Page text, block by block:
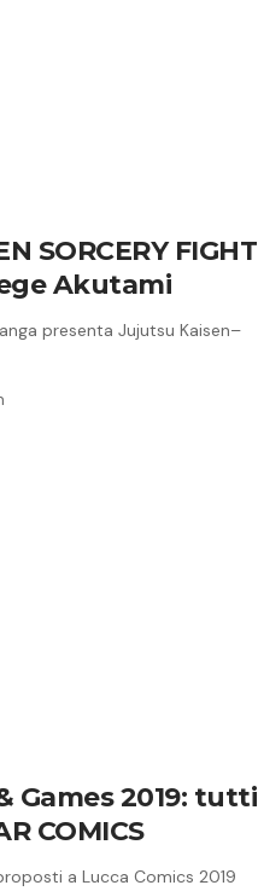
SORCERY FIGHT
Akutami
presenta Jujutsu Kaisen–
Games 2019: tutti
COMICS
a Lucca Comics 2019